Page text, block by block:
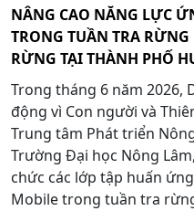
NÂNG CAO NĂNG LỰC
TRONG TUẦN TRA
RỪNG TẠI THÀNH PHỐ
Trong tháng 6 năm 2026,
động vì Con người và
Trung tâm Phát triển
Trường Đại học Nông
chức các lớp tập huấn
Mobile trong tuần tra